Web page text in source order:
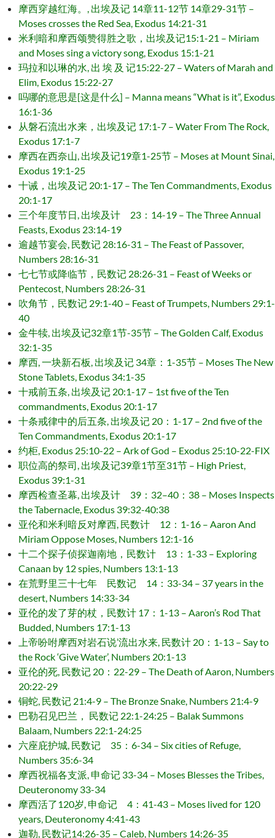
摩西穿越红海。, 出埃及记 14章11-12节 14章29-31节 –
Moses crosses the Red Sea, Exodus 14:21-31
米利暗和摩西颂赞得胜之歌，出埃及记15:1-21 – Miriam
and Moses sing a victory song, Exodus 15:1-21
玛拉和以琳的水, 出 埃 及 记15:22-27 – Waters of Marah and
Elim, Exodus 15:22-27
吗哪的意思是[这是什么] – Manna means “What is it”, Exodus
16:1-36
从磐石流出水来，出埃及记 17:1-7 – Water From The Rock,
Exodus 17:1-7
摩西在西奈山, 出埃及记19章1-25节 – Moses at Mount Sinai,
Exodus 19:1-25
十诫，出埃及记 20:1-17 – The Ten Commandments, Exodus
20:1-17
三个年度节日, 出埃及计 23：14-19 – The Three Annual
Feasts, Exodus 23:14-19
逾越节宴会, 民数记 28:16-31 – The Feast of Passover,
Numbers 28:16-31
七七节或降临节，民数记 28:26-31 – Feast of Weeks or
Pentecost, Numbers 28:26-31
吹角节，民数记 29:1-40 – Feast of Trumpets, Numbers 29:1-
40
金牛犊, 出埃及记32章1节-35节 – The Golden Calf, Exodus
32:1-35
摩西, 一块新石板, 出埃及记 34章：1-35节 – Moses The New
Stone Tablets, Exodus 34:1-35
十戒前五条, 出埃及记 20:1-17 – 1st five of the Ten
commandments, Exodus 20:1-17
十条戒律中的后五条, 出埃及记 20：1-17 – 2nd five of the
Ten Commandments, Exodus 20:1-17
约柜, Exodus 25:10-22 – Ark of God – Exodus 25:10-22-FIX
职位高的祭司, 出埃及记39章1节至31节 – High Priest,
Exodus 39:1-31
摩西检查圣幕, 出埃及计 39：32–40：38 – Moses Inspects
the Tabernacle, Exodus 39:32-40:38
亚伦和米利暗反对摩西, 民数计 12：1-16 – Aaron And
Miriam Oppose Moses, Numbers 12:1-16
十二个探子侦探迦南地，民数计 13：1-33 – Exploring
Canaan by 12 spies, Numbers 13:1-13
在荒野里三十七年 民数记 14：33-34 – 37 years in the
desert, Numbers 14:33-34
亚伦的发了芽的杖，民数计 17：1-13 – Aaron’s Rod That
Budded, Numbers 17:1-13
上帝吩咐摩西对岩石说’流出水来, 民数计 20：1-13 – Say to
the Rock ‘Give Water’, Numbers 20:1-13
亚伦的死, 民数记 20：22-29 – The Death of Aaron, Numbers
20:22-29
铜蛇, 民数记 21:4-9 – The Bronze Snake, Numbers 21:4-9
巴勒召见巴兰， 民数记 22:1-24:25 – Balak Summons
Balaam, Numbers 22:1-24:25
六座庇护城, 民数记 35：6-34 – Six cities of Refuge,
Numbers 35:6-34
摩西祝福各支派, 申命记 33-34 – Moses Blesses the Tribes,
Deuteronomy 33-34
摩西活了120岁, 申命记 4：41-43 – Moses lived for 120
years, Deuteronomy 4:41-43
迦勒, 民数记14:26-35 – Caleb, Numbers 14:26-35